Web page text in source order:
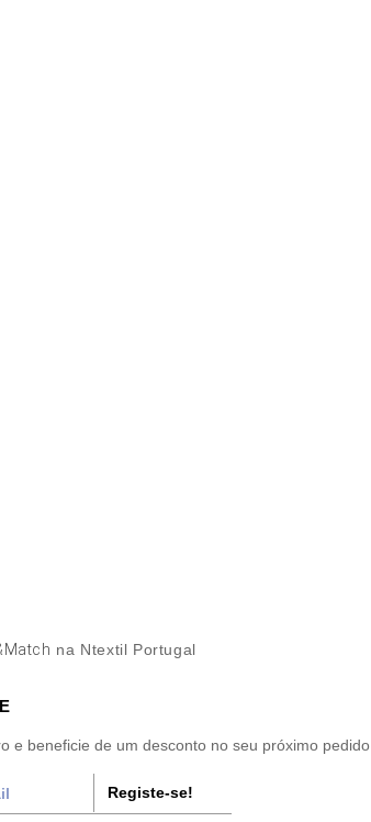
na Ntextil Portugal
e beneficie de um desconto no seu próximo pedido
Registe-se!